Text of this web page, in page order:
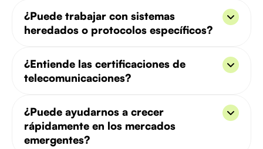
Damos prioridad a las funciones en la
infraestructura de VoIP, 5G y telecomunicaciones.
¿Puede trabajar con sistemas
heredados o protocolos específicos?
su red y su tecnología heredada (por ejemplo, SIP,
SS7).
¿Entiende las certificaciones de
telecomunicaciones?
Cisco, Juniper y específicos de la industria.
¿Puede ayudarnos a crecer
rápidamente en los mercados
emergentes?